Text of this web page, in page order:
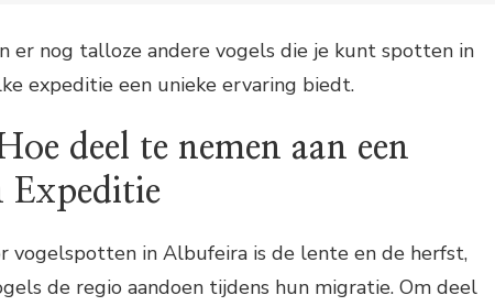
er nog talloze andere vogels die je kunt spotten in
expeditie een unieke ervaring biedt.
deel te nemen aan een
Expeditie
vogelspotten in Albufeira is de lente en de herfst,
de regio aandoen tijdens hun migratie. Om deel